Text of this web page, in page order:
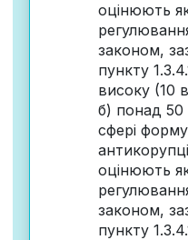
оцінюють
законом,
пункту
високу (10
б) понад 50
сфері
оцінюють
законом,
пункту